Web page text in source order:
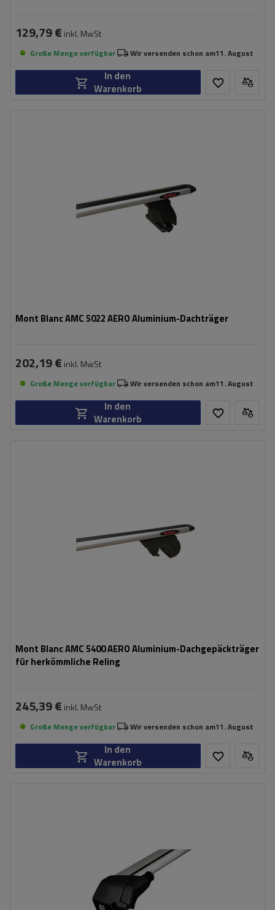
129,79 € inkl. MwSt
Große Menge verfügbar Wir versenden schon am11. August
In den
Warenkorb
Mont Blanc AMC 5022 AERO Aluminium-Dachträger
202,19 € inkl. MwSt
Große Menge verfügbar Wir versenden schon am11. August
In den
Warenkorb
Mont Blanc AMC 5400 AERO Aluminium-Dachgepäckträger
für herkömmliche Reling
245,39 € inkl. MwSt
Große Menge verfügbar Wir versenden schon am11. August
In den
Warenkorb